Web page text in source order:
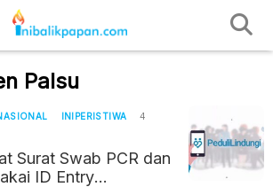
Palsu
INIPERISTIWA
4
Surat Swab PCR dan
ID Entry